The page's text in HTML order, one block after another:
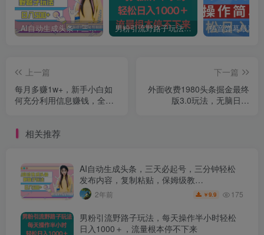
AI自动生成头条，三天必起号，三分钟轻松发布内容，复制粘贴，保姆级教… 男粉引流野路子玩法，每天操作半小时轻松日入1000＋，流量根本停不下来
上一篇
每月多赚1w+，新手小白如
何充分利用信息赚钱，全程
下一篇
外面收费1980头条掘金最终
版3.0玩法，无脑日入
相关推荐
AI自动生成头条，三天必起号，三分钟轻松
发布内容，复制粘贴，保姆级教…
2年前 ￥9.9 175
男粉引流野路子玩法，每天操作半小时轻松
日入1000＋，流量根本停不下来